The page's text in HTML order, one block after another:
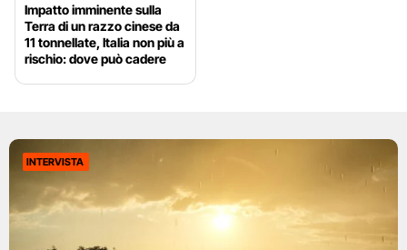
Impatto imminente sulla
Terra di un razzo cinese da
11 tonnellate, Italia non più a
rischio: dove può cadere
INTERVISTA